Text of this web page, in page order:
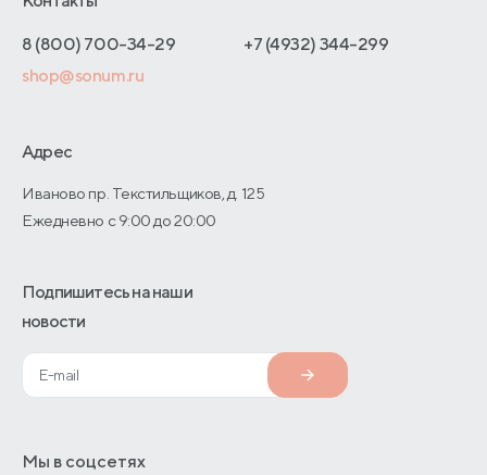
Отзывы покупателей
Адреса магазинов
Договор-оферты
Оптовые продажи
О производстве
8 (800) 700-34-29
+7 (4932) 344-299
shop@sonum.ru
Адрес
Иваново пр. Текстильщиков, д. 125
Ежедневно с 9:00 до 20:00
Подпишитесь на наши
новости
Мы в соцсетях